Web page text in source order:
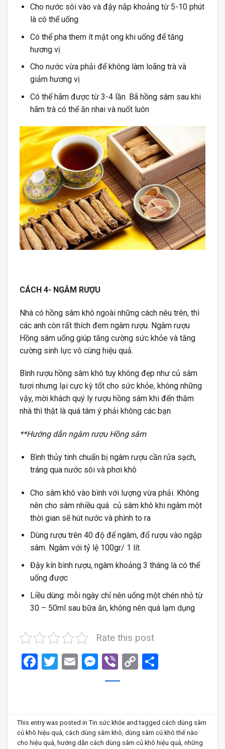
Cho nước sôi vào và đậy nắp khoảng từ 5-10 phút
là có thể uống
Có thể pha them ít mật ong khi uống để tăng
hương vị
Cho nước vừa phải để không làm loãng trà và
giảm hương vị
Có thể hãm được từ 3-4 lần. Bã hồng sâm sau khi
hãm trà có thể ăn nhai và nuốt luôn
CÁCH 4- NGÂM RƯỢU
Nhà có hồng sâm khô ngoài những cách nêu trên, thì
các anh còn rất thích đem ngâm rượu. Ngâm rượu
Hồng sâm uống giúp tăng cường sức khỏe và tăng
cường sinh lực vô cùng hiệu quả.
Bình rượu hồng sâm khô tuy không đẹp như củ sâm
tươi nhưng lại cực kỳ tốt cho sức khỏe, không những
vậy, mời khách quý ly rượu hồng sâm khi đến thăm
nhà thì thật là quá tâm ý phải không các bạn.
**Hướng dẫn ngâm rượu Hồng sâm
Bình thủy tinh chuẩn bị ngâm rượu cần rửa sạch,
tráng qua nước sôi và phơi khô
Cho sâm khô vào bình với lượng vừa phải. Không
nên cho sâm nhiều quá củ sâm khô khi ngâm một
thời gian sẽ hút nước và phình to ra
Dùng rượu trên 40 độ để ngâm, đổ rượu vào ngập
sâm. Ngâm với tỷ lệ 100gr/ 1 lít.
Đậy kín bình rượu, ngâm khoảng 3 tháng là có thể
uống được
Liều dùng: mỗi ngày chỉ nên uống một chén nhỏ từ
30 – 50ml sau bữa ăn, không nên quá lạm dụng
Rate this post
Facebook
Twitter
EmailMessenger
ViberCopy
This entry was posted inTin sức khỏe and taggedcách dùng sâm
củ khô hiệu quả ,cách dùng sâm khô ,dùng sâm củ khô thế nào
cho hiệu quả hướng dẫn cách dùng sâm củ khô hiệu quả ,những